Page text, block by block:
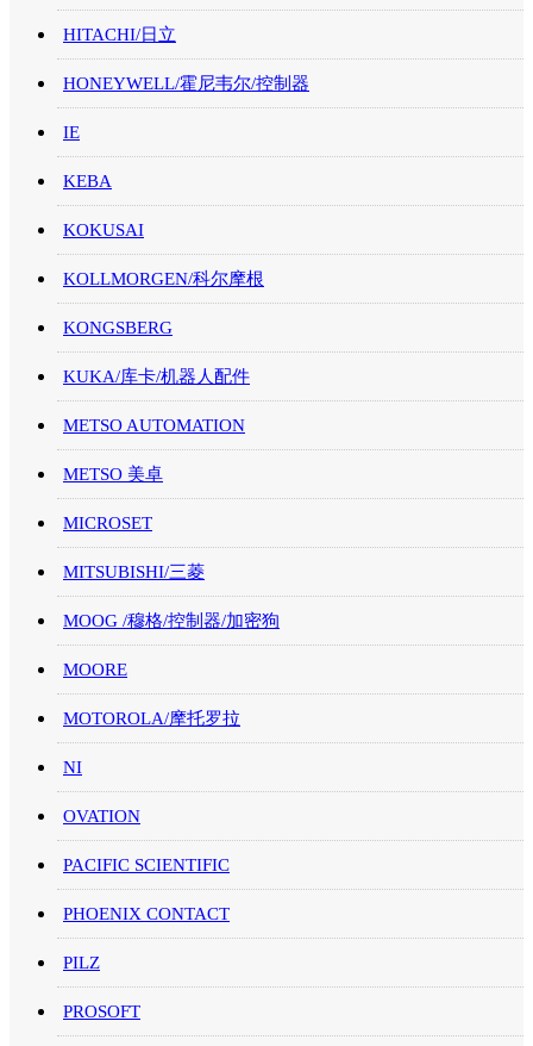
HITACHI/日立
HONEYWELL/霍尼韦尔/控制器
IE
KEBA
KOKUSAI
KOLLMORGEN/科尔摩根
KONGSBERG
KUKA/库卡/机器人配件
METSO AUTOMATION
METSO 美卓
MICROSET
MITSUBISHI/三菱
MOOG /穆格/控制器/加密狗
MOORE
MOTOROLA/摩托罗拉
NI
OVATION
PACIFIC SCIENTIFIC
PHOENIX CONTACT
PILZ
PROSOFT